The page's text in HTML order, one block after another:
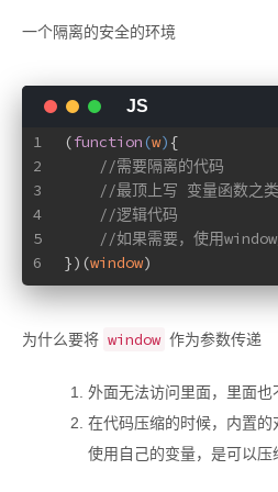
一个隔离的安全的环境
1
2
3
4
5
6
(function (w) {
//需要隔离的代码
//最顶上写 变量函数之
//逻辑代码
//如果需要，使用
})(window)
为什么要将 window 作为参数传递
外面无法访问里面，里面
在代码压缩的时候，内置
使用自己的变量，是可以压